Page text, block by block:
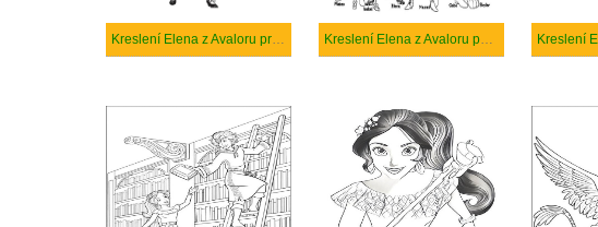
Kreslení Elena z Avaloru princezny Isabel Kreslení Elena z Avaloru postav